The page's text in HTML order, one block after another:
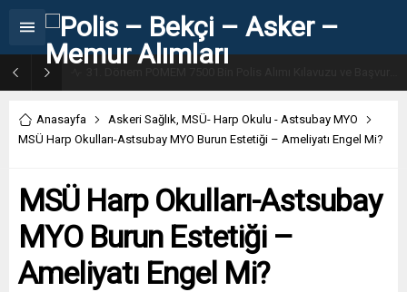
Anasayfa Askeri Sağlık, MSÜ- Harp Okulu - Astsubay MYO
MSÜ Harp Okulları-Astsubay MYO Burun Estetiği – Ameliyatı Engel Mi?
MSÜ Harp Okulları-Astsubay
MYO Burun Estetiği –
Ameliyatı Engel Mi?